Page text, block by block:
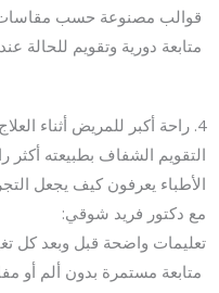
قوالب مصنوعة حسب
متابعة دورية وتقويم للحالة
4. راحة أكبر للمريض أثناء العلاج
التقويم الشفاف بطبيعته
الأطباء يعرفون كيف يجعل
مع دكتور فريد شوقي:
تعليمات واضحة قبل وبعد كل
متابعة مستمرة بدون ألم أو